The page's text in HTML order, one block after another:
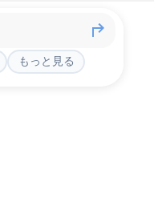
もっと見る